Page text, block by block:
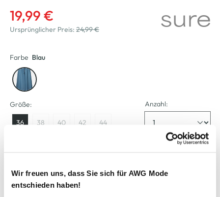
Wir freuen uns, dass Sie sich für AWG Mode
entschieden haben!
19,99 €
Ursprünglicher Preis: 24,99 €
Farbe Blau
Größe:
36 38 40 42 44
Anzahl:
In den Warenkorb